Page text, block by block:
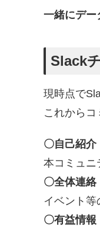
一緒にデー
Slack
現時点で
これからコ
〇自己紹介
本コミュニ
〇全体連絡
イベント等
〇有益情報